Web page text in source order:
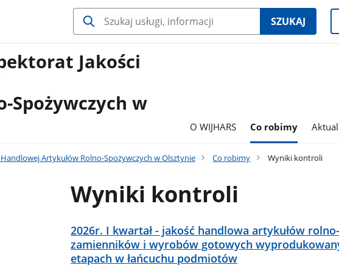
SZUKAJ
Jakości
Spożywczych w
O WIJHARS Co robimy
Artykułów Rolno-Spożywczych w Olsztynie Co robimy Wyniki kontroli
Wyniki kontroli
2026r. I kwartał - jakość handlowa artykułów
zamienników i wyrobów gotowych
etapach w łańcuchu podmiotów